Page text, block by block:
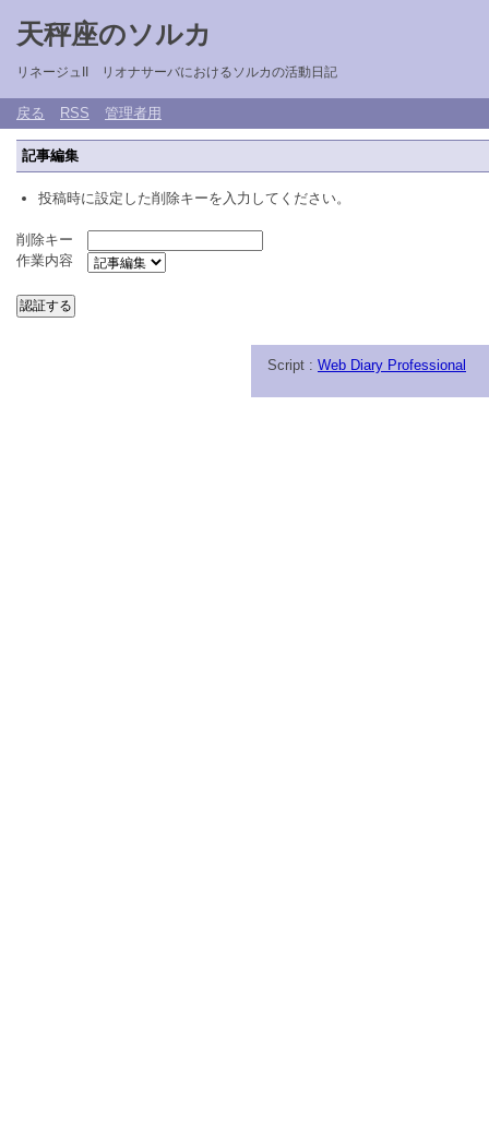
天秤座のソルカ
リネージュII リオナサーバにおけるソルカの活動日記
戻る RSS 管理者用
記事編集
投稿時に設定した削除キーを入力してください。
削除キー
作業内容
Script : Web Diary Professional